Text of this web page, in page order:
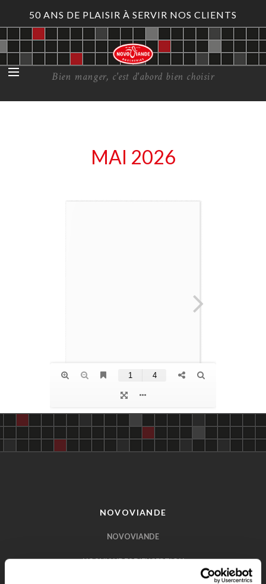
50 ANS DE PLAISIR À SERVIR NOS CLIENTS
Bien manger, c'est d'abord bien choisir
MAI 2026
NOVOVIANDE
NOVOVIANDE
NOS VIANDES D’EXCEPTION